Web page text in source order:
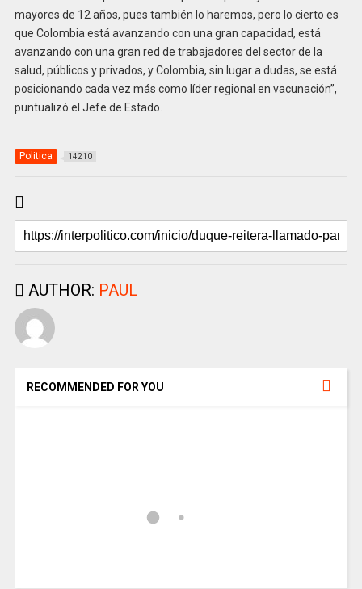
mayores de 12 años, pues también lo haremos, pero lo cierto es
que Colombia está avanzando con una gran capacidad, está
avanzando con una gran red de trabajadores del sector de la
salud, públicos y privados, y Colombia, sin lugar a dudas, se está
posicionando cada vez más como líder regional en vacunación”,
puntualizó el Jefe de Estado.
Politica 14210
AUTHOR: PAUL
RECOMMENDED FOR YOU